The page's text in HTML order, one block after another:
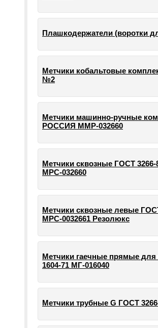
Плашкодержатели (воротки
Метчики кобальтовые
№2
Метчики машинно-ручные
РОССИЯ ММР-032660
Метчики сквозные ГОСТ 3266-
МРС-032660
Метчики сквозные левые
МРС-0032661 Резолюкс
Метчики гаечные прямые
1604-71 МГ-016040
Метчики трубные G ГОСТ